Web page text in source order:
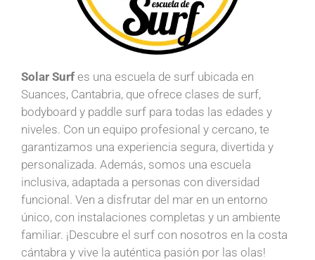
Solar Surf es una escuela de surf ubicada en
Suances, Cantabria, que ofrece clases de surf,
bodyboard y paddle surf para todas las edades y
niveles. Con un equipo profesional y cercano, te
garantizamos una experiencia segura, divertida y
personalizada. Además, somos una escuela
inclusiva, adaptada a personas con diversidad
funcional. Ven a disfrutar del mar en un entorno
único, con instalaciones completas y un ambiente
familiar. ¡Descubre el surf con nosotros en la costa
cántabra y vive la auténtica pasión por las olas!